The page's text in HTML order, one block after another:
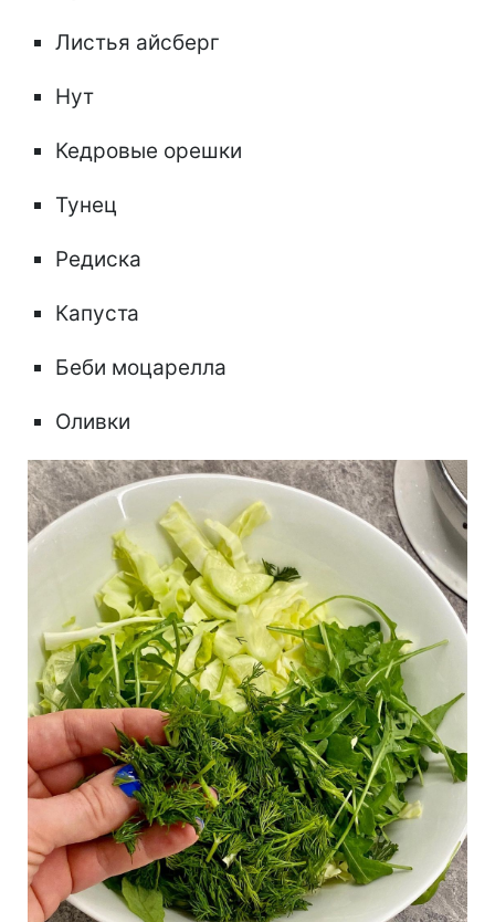
Листья айсберг
Нут
Кедровые орешки
Тунец
Редиска
Капуста
Беби моцарелла
Оливки